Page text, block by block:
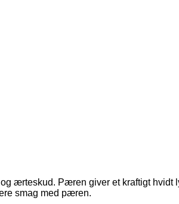
ærteskud. Pæren giver et kraftigt
smag med pæren.